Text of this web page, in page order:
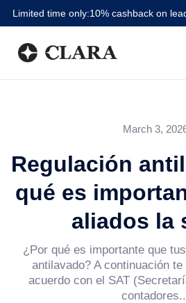
Limited time only:10% cashback on
March 3,
Regulación
qué es
aliados la
¿Por qué es importante que
antilavado? A continuación
acuerdo con el SAT